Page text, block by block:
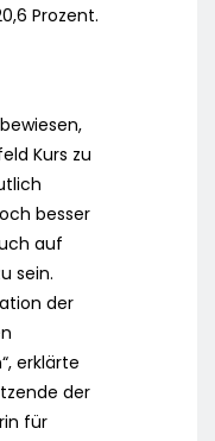
Prozent.
Kurs zu
besser
auf
sein.
der
erklärte
der
für